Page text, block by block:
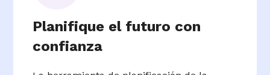
Planifique el futuro con
confianza